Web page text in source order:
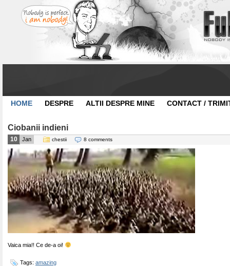
HOME DESPRE ALTII DESPRE MINE CONTACT /
Ciobanii indieni
10 Jan chestii 8 comments
Vaica mia!! Ce de-a oi!
Tags: amazing